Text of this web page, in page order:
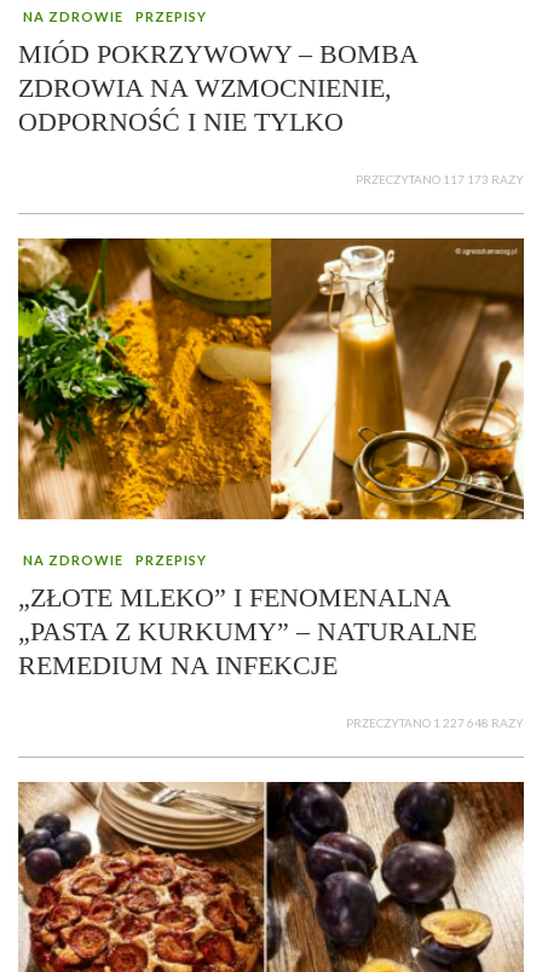
NA ZDROWIE PRZEPISY
MIÓD POKRZYWOWY – BOMBA
ZDROWIA NA WZMOCNIENIE,
ODPORNOŚĆ I NIE TYLKO
PRZECZYTANO 117 173 RAZY
NA ZDROWIE PRZEPISY
„ZŁOTE MLEKO” I FENOMENALNA
„PASTA Z KURKUMY” – NATURALNE
REMEDIUM NA INFEKCJE
PRZECZYTANO 1 227 648 RAZY